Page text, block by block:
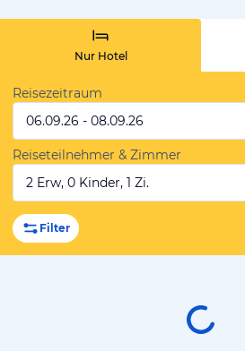
Nur Hotel
Reisezeitraum
06.09.26 - 08.09.26
Reiseteilnehmer & Zimmer
2 Erw, 0 Kinder, 1 Zi.
Filter